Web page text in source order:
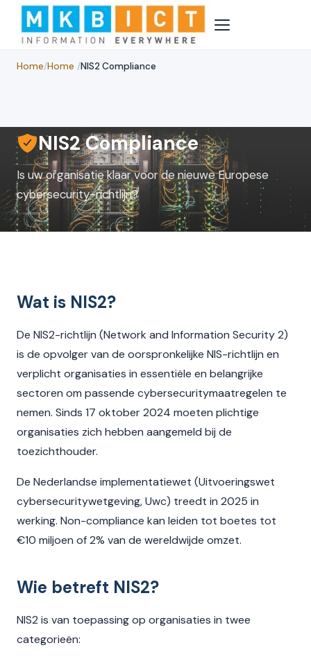
Home/Home /NIS2 Compliance
NIS2 Compliance
Is uw organisatie klaar voor de nieuwe Europese
cybersecurity-richtlijn?
Wat is NIS2?
De NIS2-richtlijn (Network and Information Security 2)
is de opvolger van de oorspronkelijke NIS-richtlijn en
verplicht organisaties in essentiële en belangrijke
sectoren om passende cybersecuritymaatregelen te
nemen. Sinds 17 oktober 2024 moeten plichtige
organisaties zich hebben aangemeld bij de
toezichthouder.
De Nederlandse implementatiewet (Uitvoeringswet
cybersecuritywetgeving, Uwc) treedt in 2025 in
werking. Non-compliance kan leiden tot boetes tot
€10 miljoen of 2% van de wereldwijde omzet.
Wie betreft NIS2?
NIS2 is van toepassing op organisaties in twee
categorieën: